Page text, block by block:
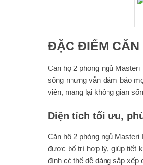
ĐẶC ĐIỂM CĂN
Căn hộ 2 phòng ngủ
sống nhưng vẫn đảm bảo
viên, mang lại không gian
Diện tích tối ưu,
Căn hộ 2 phòng ngủ
được bố trí hợp lý, giúp tiết
đình có thể dễ dàng sắp xếp